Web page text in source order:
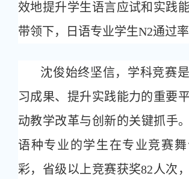
效地提升学生语言应试和实践
带领下，日语专业学生N2通过率
沈俊始终坚信，学科竞赛
习成果、提升实践能力的重要
动教学改革与创新的关键抓手
语种专业的学生在专业竞赛
彩，省级以上竞赛获奖82人次